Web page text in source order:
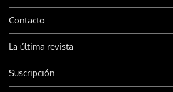
Contacto
La última revista
Suscripción